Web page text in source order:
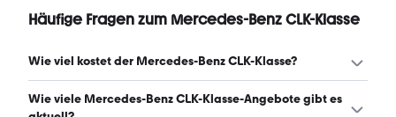
Häufige Fragen zum Mercedes-Benz CLK-Klasse
Wie viel kostet der Mercedes-Benz CLK-Klasse?
Ein guter Preis für einen Mercedes-Benz CLK-Klasse liegt
zwischen 3.737 € und 9.163 €. (Stand: 9.8.2026)
Wie viele Mercedes-Benz CLK-Klasse-Angebote gibt es